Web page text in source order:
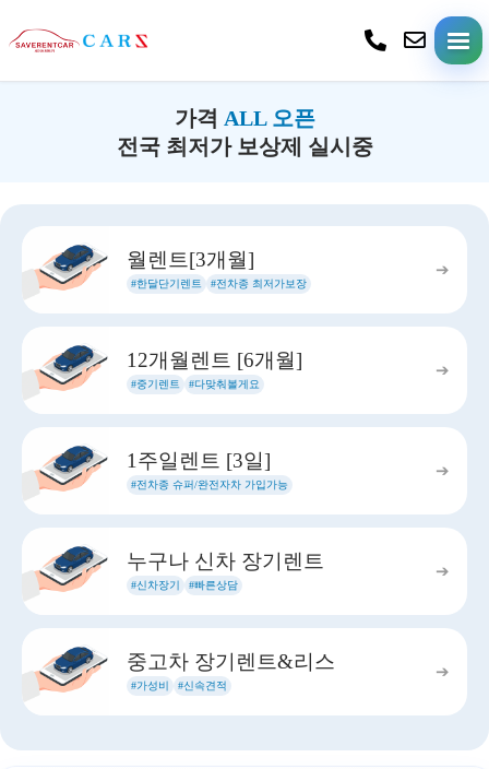
가격 ALL 오픈
전국 최저가 보상제 실시중
월렌트[3개월]
#한달단기렌트 #전차종 최저가보장
➔
12개월렌트 [6개월]
#중기렌트 #다맞춰볼게요
➔
1주일렌트 [3일]
#전차종 슈퍼/완전자차 가입가능
➔
누구나 신차 장기렌트
#신차장기 #빠른상담
➔
중고차 장기렌트&리스
#가성비 #신속견적
➔